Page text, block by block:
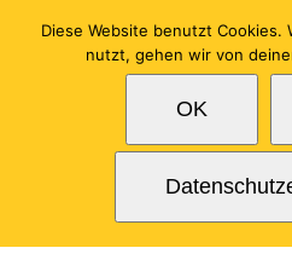
Inhalt
Diese Website benutzt Cookies.
nutzt, gehen wir von
OK